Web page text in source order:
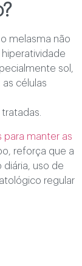
melasma não
sol,
células
para manter as
reforça que a
uso de
regular